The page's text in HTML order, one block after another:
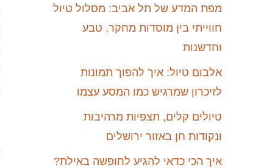
מפת המדע של תל אביב: מסלול טיול
חווייתי בין מוסדות מחקר, טבע
וחדשנות
אלבום טיול: איך להפוך תמונות
לזיכרון שמרגיש כמו המסע עצמו
טיולים קלים, תצפיות מרהיבות
ונקודות חן באזור ירושלים
איך הכי כדאי להגיע לחופשה באילת?